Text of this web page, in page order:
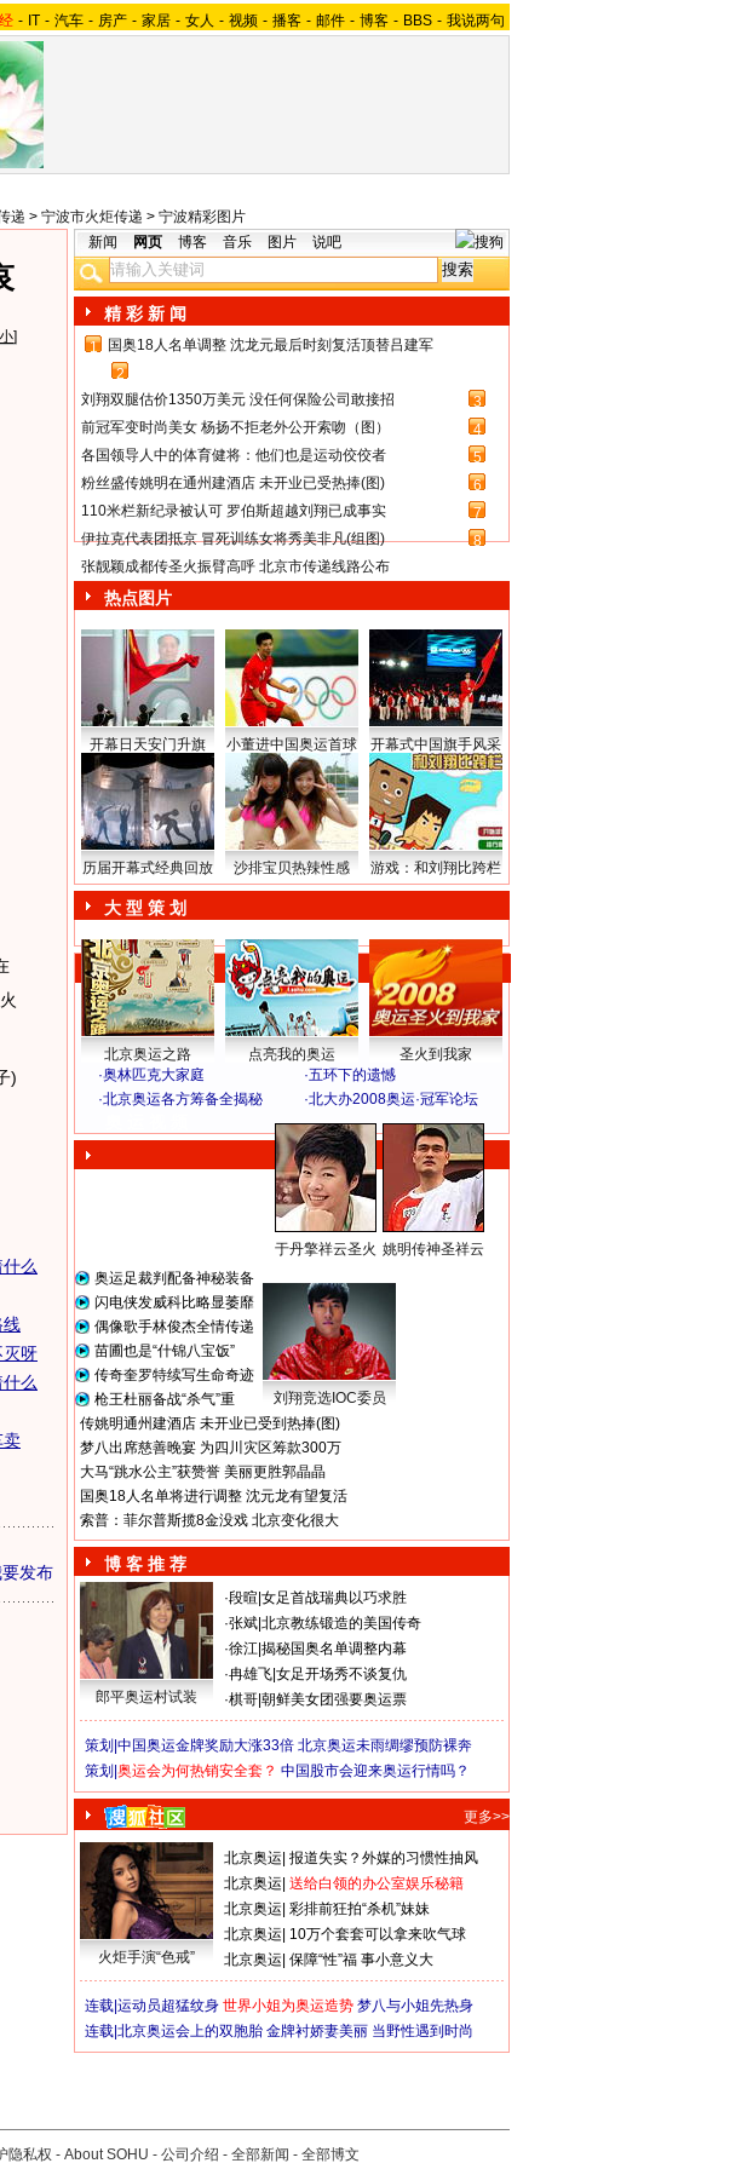
- IT - 汽车 - 房产 - 家居 - 女人 - 视频 - 播客 - 邮件 - 博客 - BBS - 我说两句
递 > 宁波市火炬传递 > 宁波精彩图片
小]
)
么
线
灭呀
么
卖
发布
新闻 网页 博客 音乐 图片 说吧
精 彩 新 闻
1
国奥18人名单调整 沈龙元最后时刻复活顶替吕建军
2
刘翔双腿估价1350万美元 没任何保险公司敢接招
3
前冠军变时尚美女 杨扬不拒老外公开索吻（图）
4
各国领导人中的体育健将：他们也是运动佼佼者
5
粉丝盛传姚明在通州建酒店 未开业已受热捧(图)
6
110米栏新纪录被认可 罗伯斯超越刘翔已成事实
7
伊拉克代表团抵京 冒死训练女将秀美非凡(组图)
8
张靓颖成都传圣火振臂高呼 北京市传递线路公布
热点图片
开幕日天安门升旗 小董进中国奥运首球 开幕式中国旗手风采
历届开幕式经典回放 沙排宝贝热辣性感 游戏：和刘翔比跨栏
大 型 策 划
北京奥运之路 点亮我的奥运
圣火到我家
·奥林匹克大家庭 ·五环下的遗憾
·北京奥运各方筹备全揭秘 ·北大办2008奥运·冠军论坛
于丹擎祥云圣火 姚明传神圣祥云
奥运足裁判配备神秘装备
闪电侠发威科比略显萎靡
偶像歌手林俊杰全情传递
苗圃也是“什锦八宝饭”
传奇奎罗特续写生命奇迹
枪王杜丽备战“杀气”重
刘翔竞选IOC委员
传姚明通州建酒店 未开业已受到热捧(图)
梦八出席慈善晚宴 为四川灾区筹款300万
大马“跳水公主”获赞誉 美丽更胜郭晶晶
国奥18人名单将进行调整 沈元龙有望复活
索普：菲尔普斯揽8金没戏 北京变化很大
博 客 推 荐
郎平奥运村试装
·段暄 女足首战瑞典以巧求胜
·张斌 北京教练锻造的美国传奇
·徐江 揭秘国奥名单调整内幕
·冉雄飞 女足开场秀不谈复仇
·棋哥 朝鲜美女团强要奥运票
策划| 中国奥运金牌奖励大涨33倍 北京奥运未雨绸缪预防裸奔
策划| 奥运会为何热销安全套？ 中国股市会迎来奥运行情吗？
更多>>
火炬手演“色戒”
北京奥运 报道失实？外媒的习惯性抽风
北京奥运 送给白领的办公室娱乐秘籍
北京奥运 彩排前狂拍“杀机”妹妹
北京奥运 10万个套套可以拿来吹气球
北京奥运 保障“性”福 事小意义大
连载| 运动员超猛纹身 世界小姐为奥运造势 梦八与小姐先热身
连载| 北京奥运会上的双胞胎 金牌衬娇妻美丽 当野性遇到时尚
隐私权 - About SOHU - 公司介绍 - 全部新闻 - 全部博文